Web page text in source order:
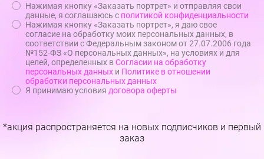
Нажимая кнопку «Заказать портрет» и отправляя свои
данные, я соглашаюсь с политикой конфиденциальности
Нажимая кнопку «Заказать портрет», я даю свое
согласие на обработку моих персональных данных, в
соответствии с Федеральным законом от 27.07.2006 года
№152-ФЗ «О персональных данных», на условиях и для
целей, определенных вСогласии на обработку
персональных данных и Политике в отношении
обработки персональных данных
Я принимаю условия договора оферты
*акция распространяется на новых подписчиков и первый
заказ